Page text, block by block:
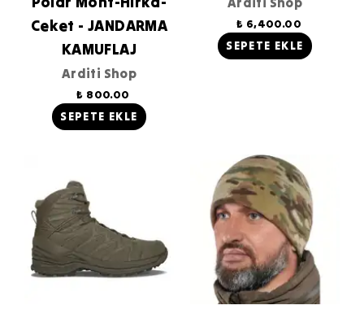
Ceket - JANDARMA
KAMUFLAJ
Arditi Shop
₺ 800.00
SEPETE EKLE
₺ 6,400.00
SEPETE EKLE